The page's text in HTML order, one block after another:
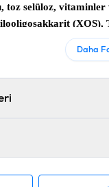
toz selüloz,
ciğer aroması, toz
keten tohumu,
(Niasin), B6, B12,
Daha